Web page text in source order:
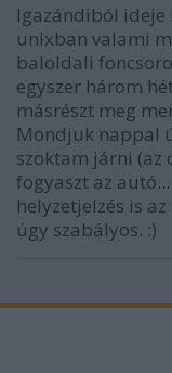
Igazándiból ideje
unixban valami
baloldali
egyszer három
másrészt meg
Mondjuk nappal
szoktam járni (az
fogyaszt az
helyzetjelzés is
úgy szabályos. :)